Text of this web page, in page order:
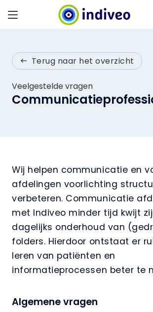
keyboard_backspace Terug naar het overzicht
Veelgestelde vragen
Wij helpen communicatie en
afdelingen voorlichting
verbeteren. Communicatie
met Indiveo minder tijd kwijt
dagelijks onderhoud van
folders. Hierdoor ontstaat er
leren van patiënten en
informatieprocessen beter te
Algemene vragen